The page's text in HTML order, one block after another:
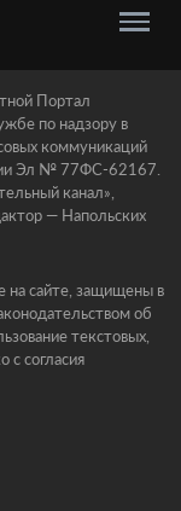
Портал
по надзору в
коммуникаций
Эл № 77ФС-62167.
канал»,
— Напольских
на сайте, защищены в
об
текстовых,
с согласия